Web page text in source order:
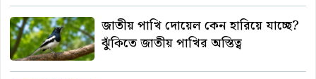
জাতীয় পাখি দোয়েল কেন হারিয়ে যাচ্ছে?
ঝুঁকিতে জাতীয় পাখির অস্তিত্ব